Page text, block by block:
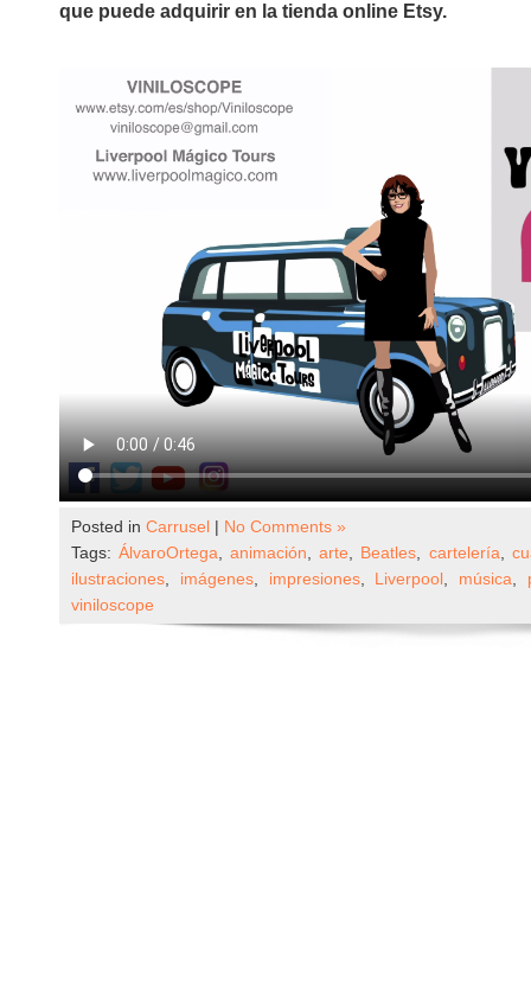
que puede adquirir en la tienda online Etsy.
Posted in Carrusel | No Comments »
Tags:ÁlvaroOrtega ,animación ,arte Beatles cartelería
ilustraciones
imágenes, impresiones, Liverpool música
viniloscope